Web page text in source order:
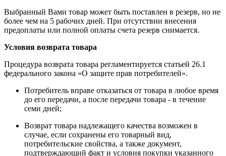
Выбранный Вами товар может быть поставлен в резерв, но не
более чем на 5 рабочих дней. При отсутствии внесения
предоплаты или полной оплаты счета резерв снимается.
Условия возврата товара
Процедура возврата товара регламентируется статьей 26.1
федерального закона «О защите прав потребителей».
Потребитель вправе отказаться от товара в любое время
до его передачи, а после передачи товара - в течение
семи дней;
Возврат товара надлежащего качества возможен в
случае, если сохранены его товарный вид,
потребительские свойства, а также документ,
подтверждающий факт и условия покупки указанного